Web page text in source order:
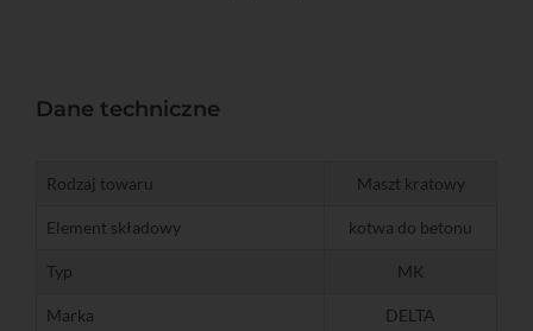
Dane techniczne
Rodzaj towaru Maszt kratowy
Element składowy kotwa do betonu
Typ MK
Marka DELTA